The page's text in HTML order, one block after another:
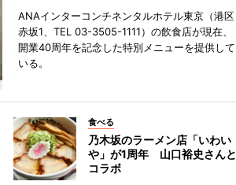
ANAインターコンチネンタルホテル東京（港区
赤坂1、TEL 03-3505-1111）の飲食店が現在、
開業40周年を記念した特別メニューを提供して
いる。
食べる
乃木坂のラーメン店「いわい
や」が1周年 山口裕史さんと
コラボ